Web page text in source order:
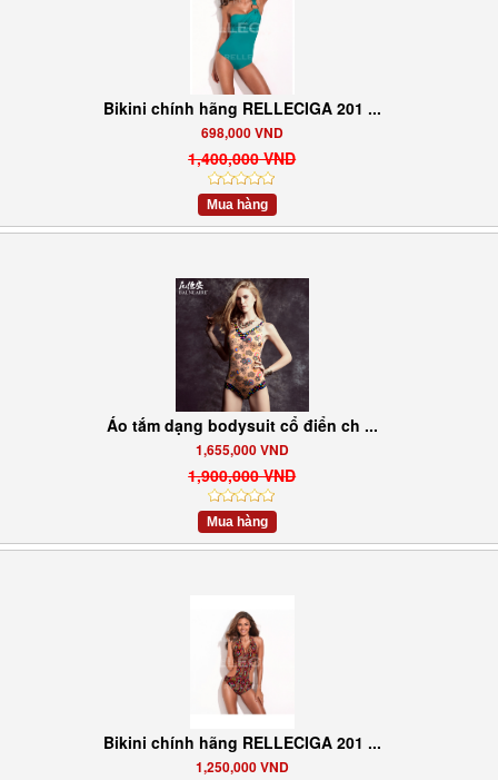
Bikini chính hãng RELLECIGA 201 ...
698,000 VND
1,400,000 VND
Mua hàng
Áo tắm dạng bodysuit cổ điển ch ...
1,655,000 VND
1,900,000 VND
Mua hàng
Bikini chính hãng RELLECIGA 201 ...
1,250,000 VND